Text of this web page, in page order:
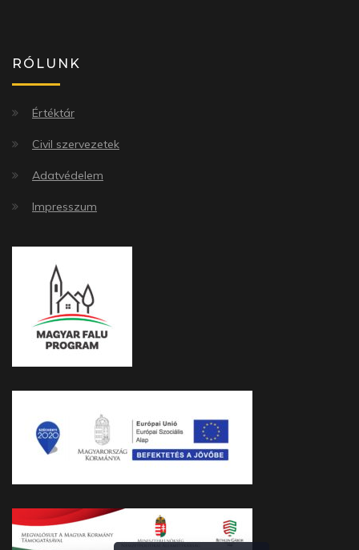
RÓLUNK
Értéktár
Civil szervezetek
Adatvédelem
Impresszum